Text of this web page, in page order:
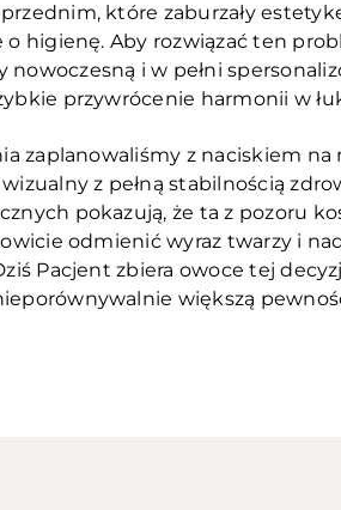
które zaburzały
higienę. Aby rozwiązać ten
nowoczesną i w pełni
przywrócenie harmonii w
zaplanowaliśmy z naciskiem na
z pełną stabilnością
pokazują, że ta z pozoru
odmienić wyraz twarzy i
Pacjent zbiera owoce tej
większą